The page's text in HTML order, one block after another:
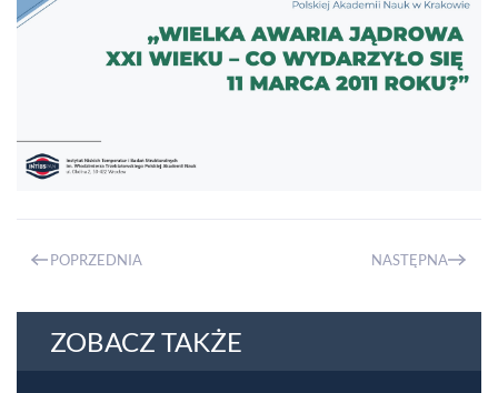
POPRZEDNIA NASTĘPNA
ZOBACZ TAKŻE